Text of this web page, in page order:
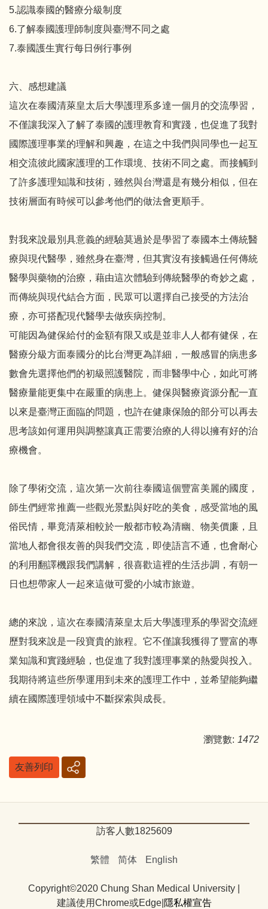
5.認識泰國的醫療分級制度
6.了解泰國護理師制度與臺灣不同之處
7.泰國護生實行每日例行事例
六、感想建議
這次在泰國清萊皇太后大學護理系多達一個月的交流學習，
不僅讓我深入了解了泰國的護理教育和實踐，也促進了我對
國際護理事業的理解和興趣，在這之中我們與同學也一起互
相交流彼此國家護理的工作環境、技術不同之處。而接觸到
了許多護理知識和技術，雖然與台灣還是有幾分相似，但在
技術層面有時候可以參考他們的做法會更順手。
對我來說最別具意義的經驗莫過於是學習了泰國本土傳統醫
療與現代醫學，雖然身在臺灣，但其實沒有接觸過任何傳統
醫學與藥物的治療，藉由這次體驗到傳統醫學的奇妙之處，
而傳統與現代結合方面，民眾可以選擇自己接受的方法治
療，亦可搭配現代醫學去做疾病控制。
可能因為健保給付的金額有限又或是並非人人都有健保，在
醫療分級方面泰國分的比台灣更為詳細，一般感冒的病患多
數會先選擇他們的初級照護醫院，而非醫學中心，如此可將
醫療量能更集中在嚴重的病患上。健保與醫療資源分配一直
以來是臺灣正面臨的問題，也許在健康保險的部分可以再去
思考該如何運用與調整讓真正需要治療的人得以擁有好的治
療機會。
除了學術交流，這次第一次前往泰國這個豐富美麗的國度，
師生們經常推薦一些觀光景點與好吃的美食，感受當地的風
俗民情，畢竟清萊相較於一般都市較為清幽、物美價廉，且
當地人都會很友善的與我們交流，即使語言不通，也會耐心
的利用翻譯機跟我們講解，很喜歡這裡的生活步調，有朝一
日也想帶家人一起來這做可愛的小城市旅遊。
總的來說，這次在泰國清萊皇太后大學護理系的學習交流經
歷對我來說是一段寶貴的旅程。它不僅讓我獲得了豐富的專
業知識和實踐經驗，也促進了我對護理事業的熱愛與投入。
我期待將這些所學運用到未來的護理工作中，並希望能夠繼
續在國際護理領域中不斷探索與成長。
瀏覽數: 1472
友善列印
訪客人數1825609
繁體 简体 English
Copyright©2020 Chung Shan Medical University |
建議使用Chrome或Edge| 隱私權宣告